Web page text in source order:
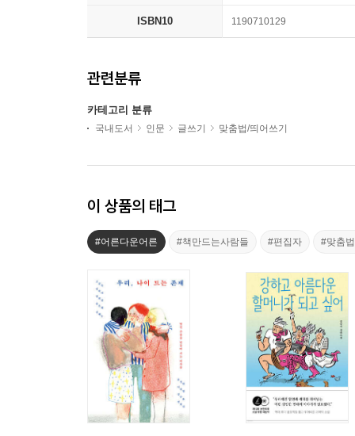
ISBN10 1190710129
관련분류
카테고리 분류
국내도서 인문 글쓰기 맞춤법/띄어쓰기
이 상품의 태그
#어른다운어른 #책만드는사람들 #편집자 #맞춤